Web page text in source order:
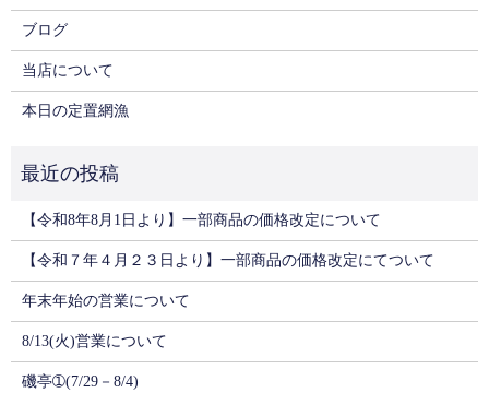
ブログ
当店について
本日の定置網漁
【令和8年8月1日より】一部商品の価格改定について
【令和７年４月２３日より】一部商品の価格改定にてついて
年末年始の営業について
8/13(火)営業について
磯亭➀(7/29－8/4)